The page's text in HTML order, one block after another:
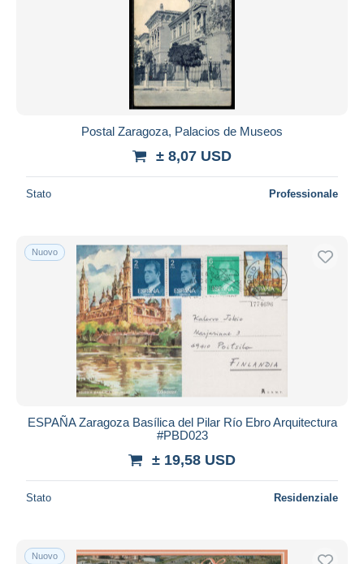
Postal Zaragoza, Palacios de Museos
± 8,07 USD
Stato Professionale
Nuovo
ESPAÑA Zaragoza Basílica del Pilar Río Ebro Arquitectura
#PBD023
± 19,58 USD
Stato Residenziale
Nuovo